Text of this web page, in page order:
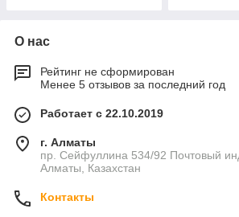
О нас
Рейтинг не сформирован
Менее 5 отзывов за последний год
Работает с 22.10.2019
г. Алматы
пр. Сейфуллина 534/92 Почтовый
Алматы, Казахстан
Контакты